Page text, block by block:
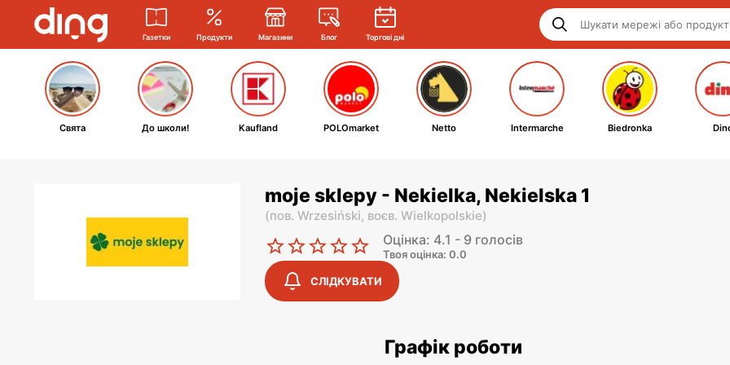
Газетки Продукти Магазини Блог Торгові дні
Свята До школи! Kaufland POLOmarket Netto Intermarche Biedronka
moje sklepy - Nekielka, Nekielska 1
(пов. Wrzesiński, воєв. Wielkopolskie)
Оцінка: 4.1 - 9 голосів
Твоя оцінка: 0.0
СЛІДКУВАТИ
Графік роботи